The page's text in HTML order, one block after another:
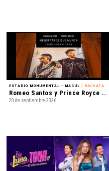
ESTADIO MONUMENTAL - MACUL / BACHATA
Romeo Santos y Prince Royce - Mejor Tarde que Nunca
20 de septiembre 2026